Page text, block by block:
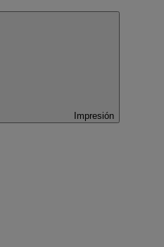
Impresión